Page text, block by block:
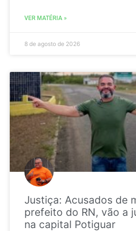
VER MATÉRIA »
8 de agosto de 2026
Justiça: Acusados de
prefeito do RN, vão a
na capital Potiguar